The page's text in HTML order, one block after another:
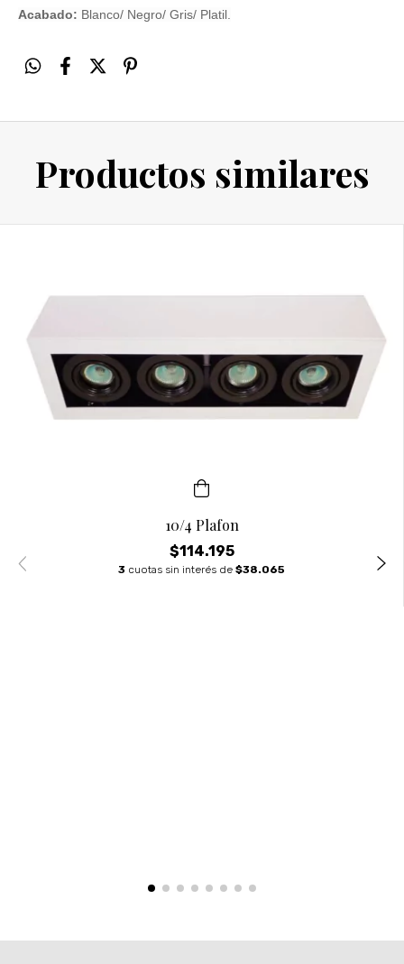
Acabado: Blanco/ Negro/ Gris/ Platil.
Productos similares
10/4 Plafon
$114.195
3 cuotas sin interés de $38.065